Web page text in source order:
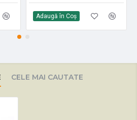
Adaugă în Coş
CELE MAI CAUTATE